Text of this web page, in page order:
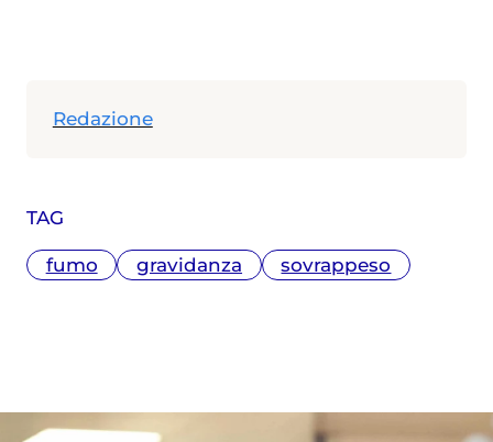
TAG
fumo gravidanza sovrappeso
Redazione